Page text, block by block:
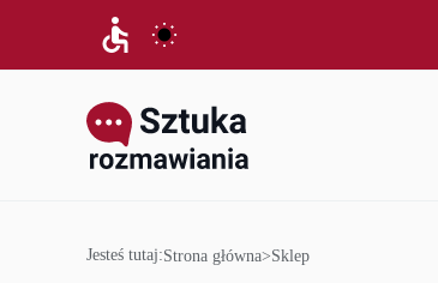
Jesteś tutaj:Strona główna>Sklep